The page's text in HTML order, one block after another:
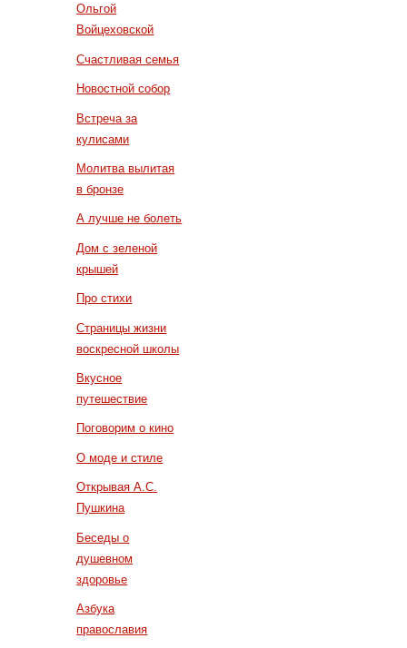
Ольгой
Войцеховской
Счастливая семья
Новостной собор
Встреча за
кулисами
Молитва вылитая
в бронзе
А лучше не болеть
Дом с зеленой
крышей
Про стихи
Страницы жизни
воскресной школы
Вкусное
путешествие
Поговорим о кино
О моде и стиле
Открывая А.С.
Пушкина
Беседы о
душевном
здоровье
Азбука
православия